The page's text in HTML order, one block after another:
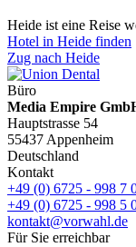
Heide ist eine Reise
Hotel in Heide finden
Zug nach Heide
Büro
Media Empire
Hauptstrasse 54
55437 Appenheim
Deutschland
Kontakt
+49 (0) 6725 - 998 7
+49 (0) 6725 - 998 5
kontakt@vorwahl.de
Für Sie erreichbar